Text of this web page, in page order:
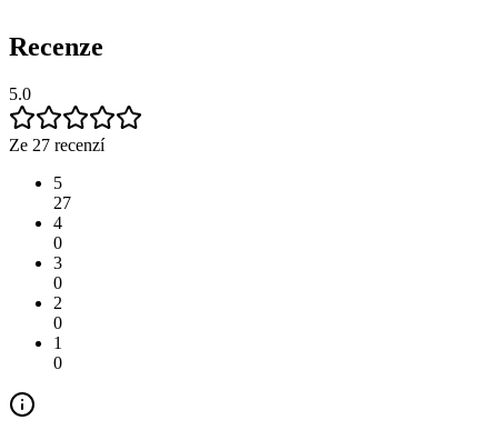
Recenze
5.0
Ze 27 recenzí
5
27
4
0
3
0
2
0
1
0